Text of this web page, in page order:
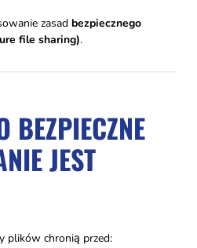
zasad bezpiecznego
file sharing).
BEZPIECZNE
JEST
plików chronią przed: